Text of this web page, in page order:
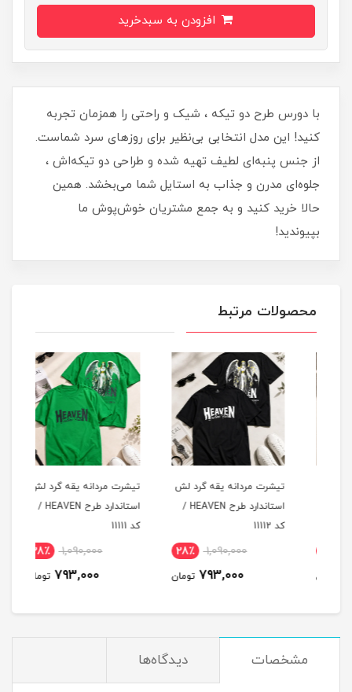
با دورس طرح دو تیکه ، شیک و راحتی را همزمان تجربه
کنید! این مدل انتخابی بی‌نظیر برای روزهای سرد شماست.
از جنس پنبه‌ای لطیف تهیه شده و طراحی دو تیکه‌اش ،
جلوه‌ای مدرن و جذاب به استایل شما می‌بخشد. همین
حالا خرید کنید و به جمع مشتریان خوش‌پوش ما
بپیوندید!
محصولات مرتبط
تیشرت مردانه یقه گرد لش
استاندارد طرح HEAVEN /
1,090,000 28٪
793,000 تومان
تیشرت مردانه یقه گرد لش
استاندارد طرح HEAVEN /
1,090,000 28٪
793,000 تومان
مشخصات دیدگاه‌ها